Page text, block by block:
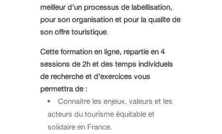
meilleur d’un processus de labellisation,
pour son organisation et pour la qualité de
son offre touristique.
Cette formation en ligne, répartie en 4
sessions de 2h et des temps individuels
de recherche et d’exercices vous
permettra de :
Connaitre les enjeux, valeurs et les
acteurs du tourisme équitable et
solidaire en France.